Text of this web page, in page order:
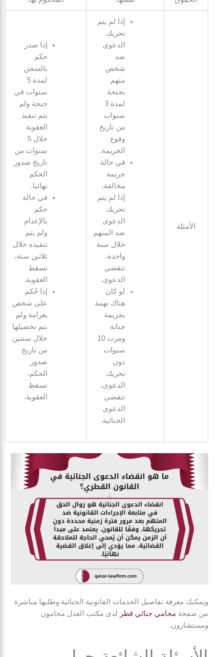
الأمثلة
إذا لم يتم
تحريك
الدعوى
ضد
شخص
متهم
بجنحة
لمدة 3
سنوات
من تاريخ
وقوع
الجريمة.
في حالة
جريمة
مخالفة،
إذا لم يتم
تحريك
الدعوى
ضد المتهم
خلال سنة
واحدة،
تنقضي
الدعوى.
لو كان
هناك تهمة
بجريمة
جناية
ومرت 10
سنوات
دون
تحريك
الدعوى،
تنقضي
الدعوى
الجنائية.
إذا صدر
حكم
بالسجن
لمدة 5
سنوات في
جنحة ولم
يتم تنفيذ
العقوبة
خلال 5
سنوات من
تاريخ صدور
الحكم
نهائيا.
في حالة
حكم
بالإعدام
ولم يتم
تنفيذه خلال
ثلاثين سنة،
تسقط
العقوبة.
إذا حُكم
على شخص
بغرامة ولم
يتم تحصيلها
خلال سنتين
من تاريخ
صدور
الحكم،
تسقط
العقوبة.
ويمكنك معرفة تفاصيل الخدمات القانونية الجنائية وطلبها مباشرة
من صفحة محامي جنائي قطر
لدى مكتب العدل محامون
ومستشارون.